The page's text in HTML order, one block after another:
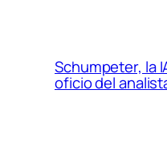
Schumpeter, la
oficio del